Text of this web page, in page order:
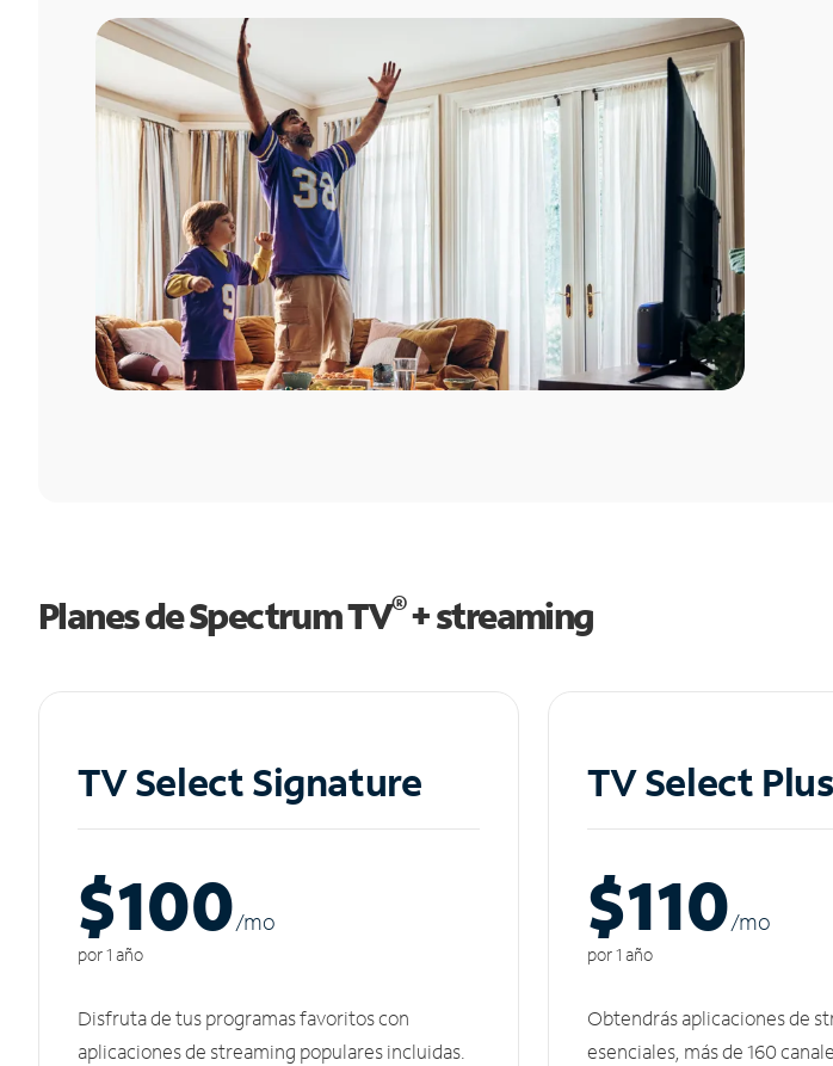
Planes de Spectrum TV®+ streaming
TV Select Signature
$100/mo
por 1 año
Disfruta de tus programas favoritos con
aplicaciones de streaming populares incluidas.
TV Select Plus
$110/mo
por 1 año
Obtendrás aplicaciones de
esenciales, más de 160